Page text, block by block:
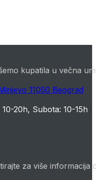
kupatila u večna
11050 Beograd
20h, Subota: 10-15h
za više informacija